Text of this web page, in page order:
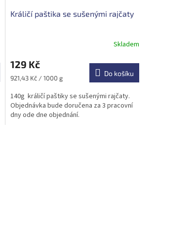
Králičí paštika se sušenými rajčaty
Skladem
129 Kč
Měrná
921,43 Kč / 1000 g
Do košíku
140g králičí paštiky se sušenými rajčaty.
Objednávka bude doručena za 3 pracovní
dny ode dne objednání.